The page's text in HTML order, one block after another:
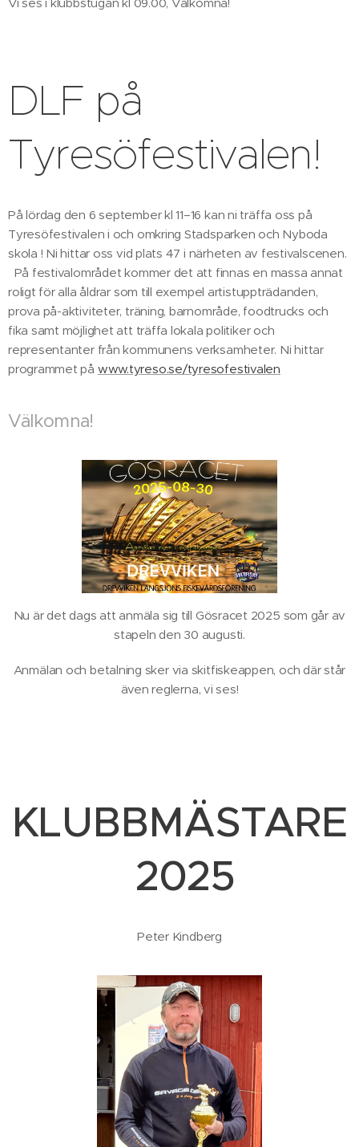
DLF på
Tyresöfestivalen!
På lördag den 6 september kl 11–16 kan ni träffa oss på
Tyresöfestivalen i och omkring Stadsparken och Nyboda
skola ! Ni hittar oss vid plats 47 i närheten av festivalscenen.
På festivalområdet kommer det att finnas en massa annat
roligt för alla åldrar som till exempel artistuppträdanden,
prova på-aktiviteter, träning, barnområde, foodtrucks och
fika samt möjlighet att träffa lokala politiker och
representanter från kommunens verksamheter. Ni hittar
programmet på www.tyreso.se/tyresofestivalen
Välkomna!
Nu är det dags att anmäla sig till Gösracet 2025 som går av
stapeln den 30 augusti.
Anmälan och betalning sker via skitfiskeappen, och där står
även reglerna, vi ses!
KLUBBMÄSTARE
2025
Peter Kindberg